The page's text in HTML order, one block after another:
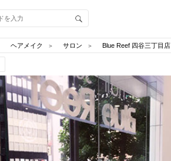
ヘアメイク サロン Blue Reef 四谷三丁目店